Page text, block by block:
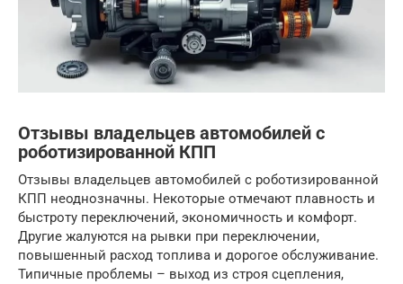
Отзывы владельцев автомобилей с
роботизированной КПП
Отзывы владельцев автомобилей с роботизированной
КПП неоднозначны. Некоторые отмечают плавность и
быстроту переключений, экономичность и комфорт.
Другие жалуются на рывки при переключении,
повышенный расход топлива и дорогое обслуживание.
Типичные проблемы – выход из строя сцепления,